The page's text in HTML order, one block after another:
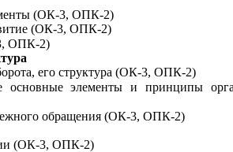
(ОК-3, ОПК-2)
(ОК-3, ОПК-2)
ОПК-2)
его структура (ОК-3, ОПК-2)
основные элементы и принципы
обращения (ОК-3, ОПК-2)
(ОК-3, ОПК-2)